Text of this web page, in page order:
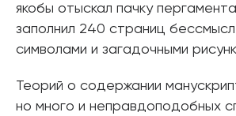
якобы отыскал пачку
заполнил 240 страниц
символами и загадочными
Теорий о содержании
но много и неправдоподобных